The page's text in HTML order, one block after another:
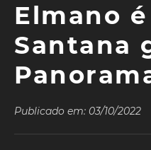
Elmano
Santana
Publicado em: 03/10/2022